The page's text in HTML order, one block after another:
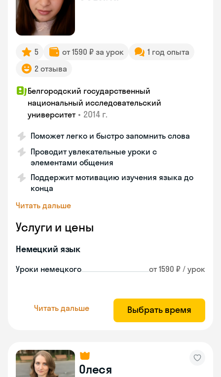
5 от 1590 ₽ за урок
1 год опыта
2 отзыва
Белгородский государственный
национальный исследовательский
университет • 2014 г.
Поможет легко и быстро запомнить слова
Проводит увлекательные уроки с
элементами общения
Поддержит мотивацию изучения языка до
конца
Читать дальше
Услуги и цены
Немецкий язык
Уроки немецкого от 1590 ₽ / урок
Читать дальше Выбрать время
Олеся